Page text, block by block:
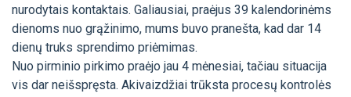
nurodytais kontaktais. Galiausiai, praėjus 39 kalendorinėms
dienoms nuo grąžinimo, mums buvo pranešta, kad dar 14
dienų truks sprendimo priėmimas.
Nuo pirminio pirkimo praėjo jau 4 mėnesiai, tačiau situacija
vis dar neišspręsta. Akivaizdžiai trūksta procesų kontrolės